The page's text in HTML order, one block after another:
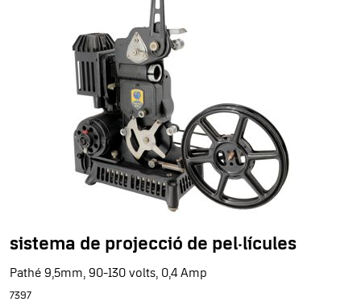
sistema de projecció de pel·lícules
Pathé 9,5mm, 90-130 volts, 0,4 Amp
7397